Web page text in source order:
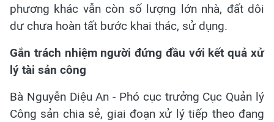
phương khác vẫn còn số lượng lớn nhà, đất dôi
dư chưa hoàn tất bước khai thác, sử dụng.
Gắn trách nhiệm người đứng đầu với kết quả xử
lý tài sản công
Bà Nguyễn Diệu An - Phó cục trưởng Cục Quản lý
Công sản chia sẻ, giai đoạn xử lý tiếp theo đang